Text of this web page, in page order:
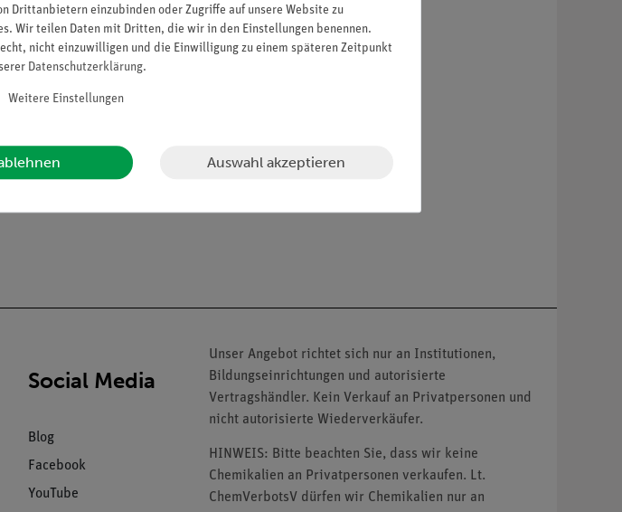
Social Media
Blog
Facebook
YouTube
Unser Angebot richtet sich nur an Institutionen,
Bildungseinrichtungen und autorisierte
Vertragshändler. Kein Verkauf an Privatpersonen und
nicht autorisierte Wiederverkäufer.
HINWEIS: Bitte beachten Sie, dass wir keine
Chemikalien an Privatpersonen verkaufen. Lt.
ChemVerbotsV dürfen wir Chemikalien nur an
Drittanbietern einzubinden oder Zugriffe auf unsere Website zu
Wir teilen Daten mit Dritten, die wir in den Einstellungen benennen.
nicht einzuwilligen und die Einwilligung zu einem späteren Zeitpunkt
Daten­schutz­erklärung.
Weitere Einstellungen
Auswahl akzeptieren